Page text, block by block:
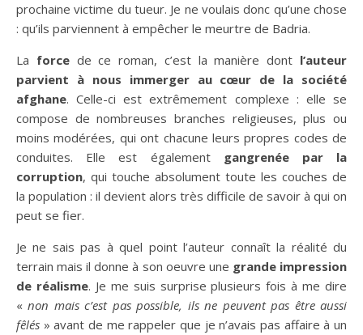
prochaine victime du tueur. Je ne voulais donc qu’une chose
: qu’ils parviennent à empêcher le meurtre de Badria.
La forcede ce roman, c’est la manière dont l’auteur
parvient à nous immerger au cœur de la société
afghane. Celle-ci est extrêmement complexe : elle se
compose de nombreuses branches religieuses, plus ou
moins modérées, qui ont chacune leurs propres codes de
conduites. Elle est également gangrenée par la
corruption, qui touche absolument toute les couches de
la population : il devient alors très difficile de savoir à qui on
peut se fier.
Je ne sais pas à quel point l’auteur connaît la réalité du
terrain mais il donne à son oeuvre une grande impression
de réalisme. Je me suis surprise plusieurs fois à me dire
«non mais c’est pas possible, ils ne peuvent pas être aussi
fêlés » avant de me rappeler que je n’avais pas affaire à un